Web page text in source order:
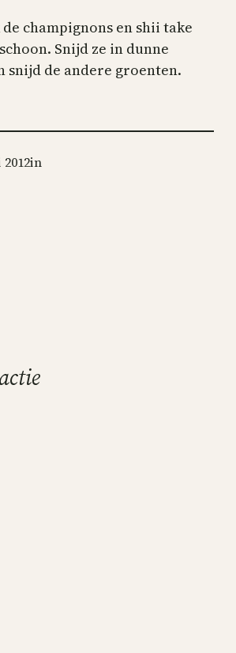
de champignons en shii take
Snijd ze in dunne
snijd de andere groenten.
in